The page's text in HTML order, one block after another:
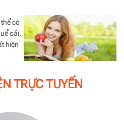
có
oải,
hiện
TRỰC TUYẾN